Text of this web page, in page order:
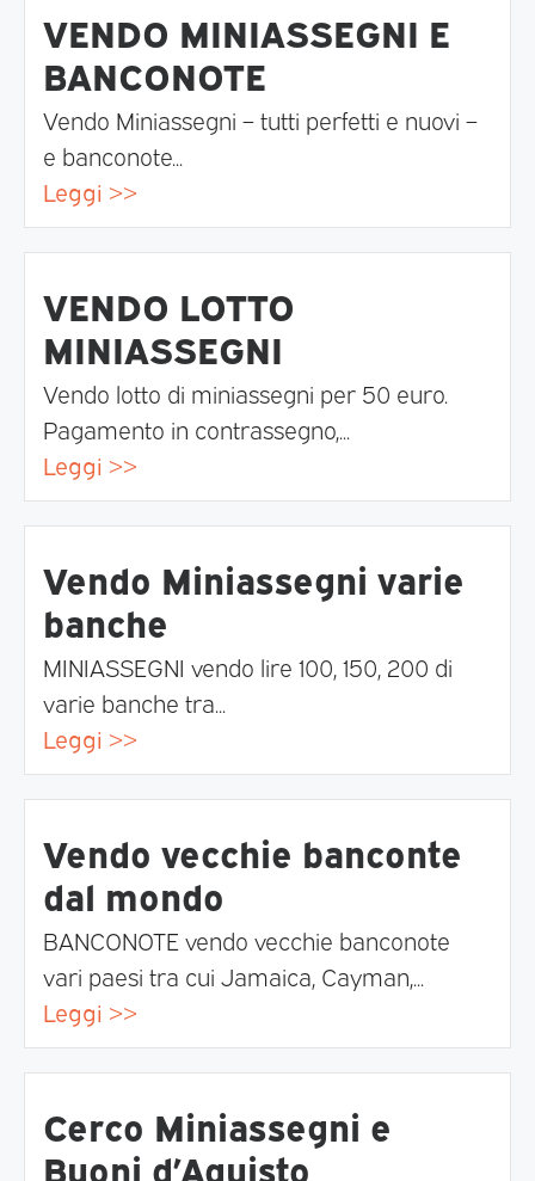
VENDO MINIASSEGNI E
BANCONOTE
Vendo Miniassegni – tutti perfetti e nuovi –
e banconote...
Leggi >>
VENDO LOTTO
MINIASSEGNI
Vendo lotto di miniassegni per 50 euro.
Pagamento in contrassegno,...
Leggi >>
Vendo Miniassegni varie
banche
MINIASSEGNI vendo lire 100, 150, 200 di
varie banche tra...
Leggi >>
Vendo vecchie banconte
dal mondo
BANCONOTE vendo vecchie banconote
vari paesi tra cui Jamaica, Cayman,...
Leggi >>
Cerco Miniassegni e
Buoni d’Aquisto